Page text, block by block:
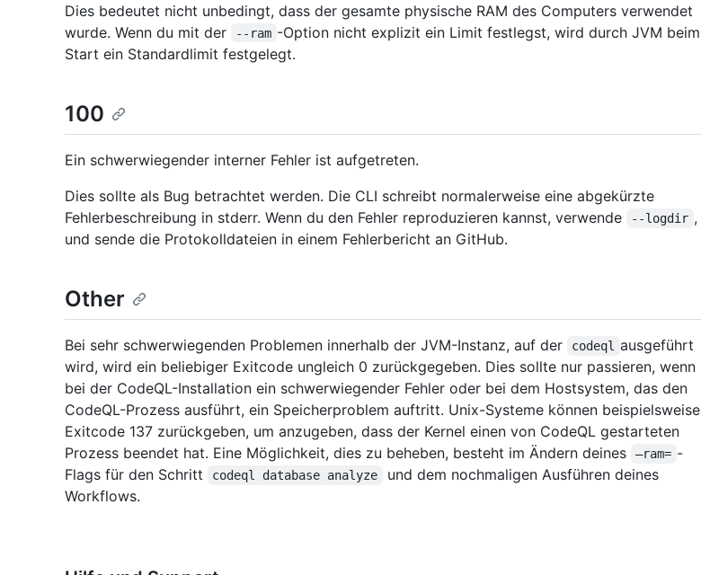
Dies bedeutet nicht unbedingt, dass der gesamte physische RAM des Computers verwendet
wurde. Wenn du mit der
--ram -Option nicht explizit ein Limit festlegst, wird durch JVM beim
Start ein Standardlimit festgelegt.
100
Ein schwerwiegender interner Fehler ist aufgetreten.
Dies sollte als Bug betrachtet werden. Die CLI schreibt normalerweise eine abgekürzte
Fehlerbeschreibung in stderr. Wenn du den Fehler reproduzieren kannst, verwende
--logdir ,
und sende die Protokolldateien in einem Fehlerbericht an GitHub.
Other
Bei sehr schwerwiegenden Problemen innerhalb der JVM-Instanz, auf der codeql ausgeführt
wird, wird ein beliebiger Exitcode ungleich 0 zurückgegeben. Dies sollte nur passieren, wenn
bei der CodeQL-Installation ein schwerwiegender Fehler oder bei dem Hostsystem, das den
CodeQL-Prozess ausführt, ein Speicherproblem auftritt. Unix-Systeme können beispielsweise
Exitcode 137 zurückgeben, um anzugeben, dass der Kernel einen von CodeQL gestarteten
Prozess beendet hat. Eine Möglichkeit, dies zu beheben, besteht im Ändern deines
–ram= -
Flags für den Schritt
codeql database analyze
und dem nochmaligen Ausführen deines
Workflows.